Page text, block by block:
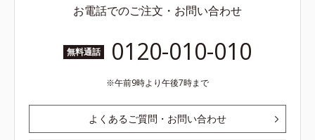
お電話でのご注文・お問い合わせ
無料通話 0120-010-010
午前9時より午後7時まで
よくあるご質問・お問い合わせ